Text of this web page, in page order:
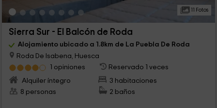
11 Fotos
Sierra Sur - El Balcón de Roda
Alojamiento ubicado a 1.8km de La Puebla De Roda
Roda De Isabena, Huesca
1 opiniones
Reservado 1 veces
Alquiler íntegro
3 habitaciones
8 personas
2 baños